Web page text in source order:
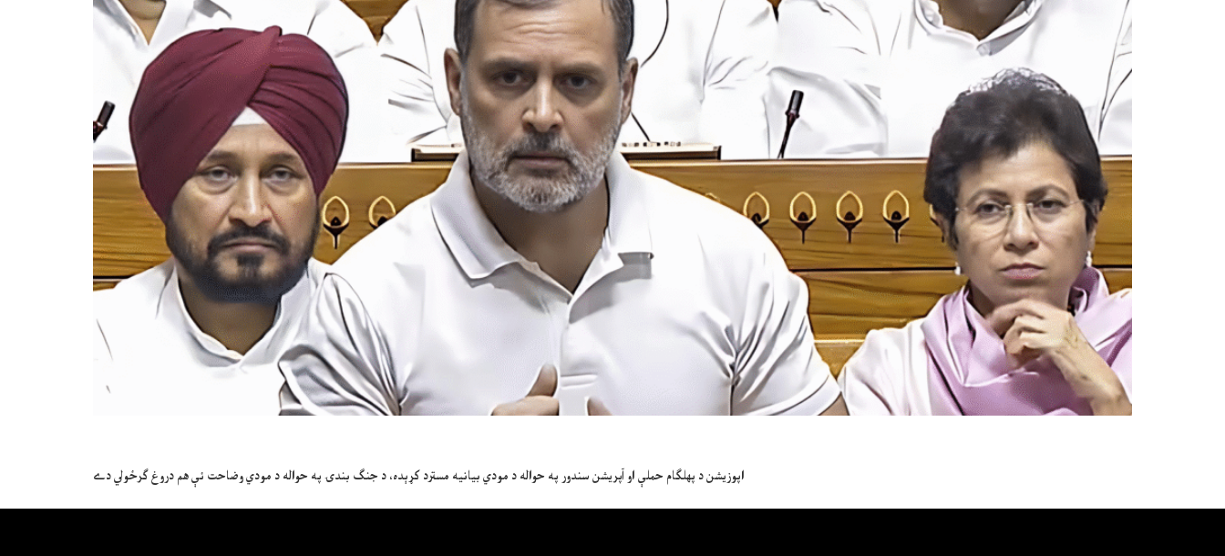
اپوزيشن د پهلګام حملې او آپريشن سندور په حواله د مودي بيانيه مسترد کړېده، د جنګ بندۍ په حواله د مودي وضاحت ئې هم دروغ ګرځولي دے